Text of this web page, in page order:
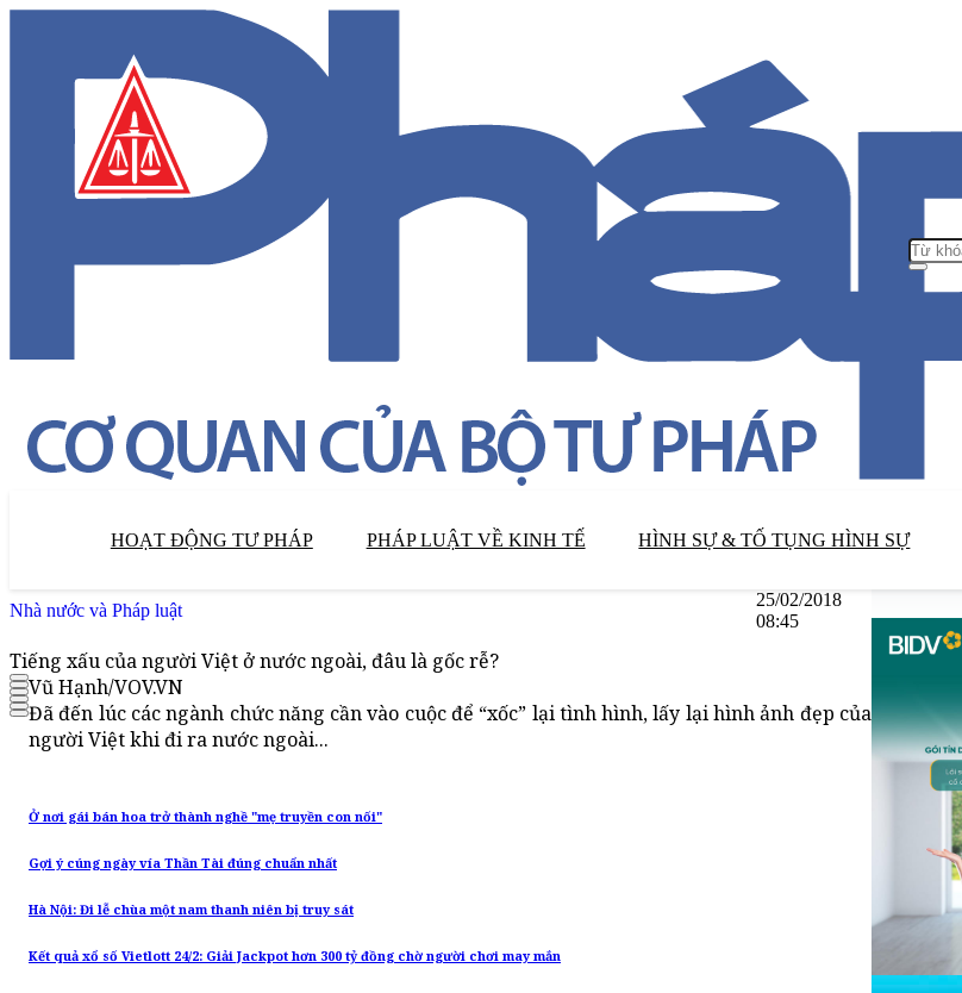
HOẠT ĐỘNG TƯ PHÁP PHÁP LUẬT VỀ KINH TẾ HÌNH SỰ & TỐ TỤNG HÌNH SỰ
Nhà nước và Pháp luật
25/02/2018
08:45
Tiếng xấu của người Việt ở nước ngoài, đâu là gốc rễ?
Vũ Hạnh/VOV.VN
Đã đến lúc các ngành chức năng cần vào cuộc để “xốc” lại tình hình, lấy lại hình ảnh đẹp của
người Việt khi đi ra nước ngoài...
Ở nơi gái bán hoa trở thành nghề "mẹ truyền con nối"
Gợi ý cúng ngày vía Thần Tài đúng chuẩn nhất
Hà Nội: Đi lễ chùa một nam thanh niên bị truy sát
Kết quả xổ số Vietlott 24/2: Giải Jackpot hơn 300 tỷ đồng chờ người chơi may mắn